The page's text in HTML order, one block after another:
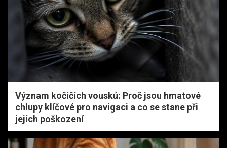
Význam kočičích vousků: Proč jsou hmatové
chlupy klíčové pro navigaci a co se stane při
jejich poškození